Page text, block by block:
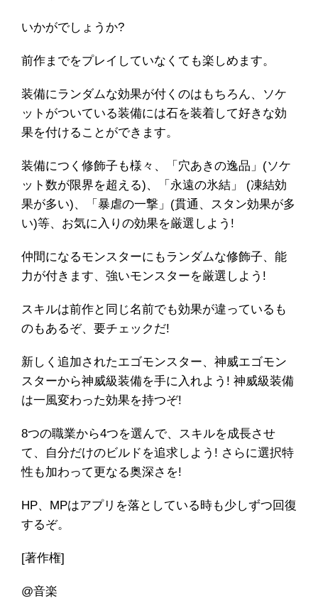
いかがでしょうか?
前作までをプレイしていなくても楽しめます。
装備にランダムな効果が付くのはもちろん、ソケ
ットがついている装備には石を装着して好きな効
果を付けることができます。
装備につく修飾子も様々、「穴あきの逸品」(ソケ
ット数が限界を超える)、「永遠の氷結」 (凍結効
果が多い)、「暴虐の一撃」(貫通、スタン効果が多
い)等、お気に入りの効果を厳選しよう!
仲間になるモンスターにもランダムな修飾子、能
力が付きます、強いモンスターを厳選しよう!
スキルは前作と同じ名前でも効果が違っているも
のもあるぞ、要チェックだ!
新しく追加されたエゴモンスター、神威エゴモン
スターから神威級装備を手に入れよう! 神威級装備
は一風変わった効果を持つぞ!
8つの職業から4つを選んで、スキルを成長させ
て、自分だけのビルドを追求しよう! さらに選択特
性も加わって更なる奥深さを!
HP、MPはアプリを落としている時も少しずつ回復
するぞ。
[著作権]
@音楽